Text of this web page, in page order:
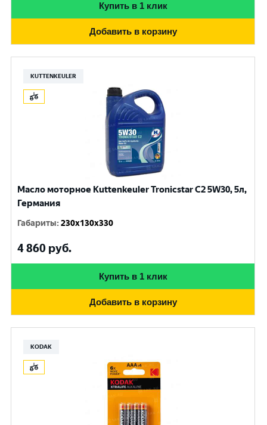
Купить в 1 клик
Добавить в корзину
KUTTENKEULER
Масло моторное Kuttenkeuler Tronicstar C2 5W30, 5л,
Германия
Габариты:230x130x330
4 860 руб.
Купить в 1 клик
Добавить в корзину
KODAK